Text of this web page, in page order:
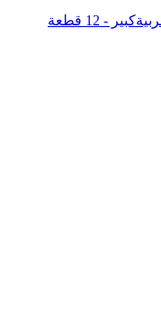
السيف مجموعة فناجين البادية للقهوة العربيةكبير - 12 قطعة